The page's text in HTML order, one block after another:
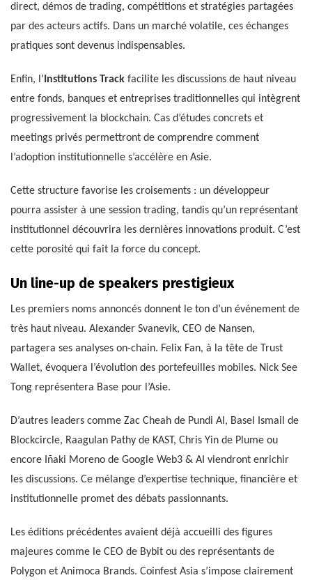
direct, démos de trading, compétitions et stratégies partagées
par des acteurs actifs. Dans un marché volatile, ces échanges
pratiques sont devenus indispensables.
Enfin, l’ Institutions Track facilite les discussions de haut niveau
entre fonds, banques et entreprises traditionnelles qui intègrent
progressivement la blockchain. Cas d’études concrets et
meetings privés permettront de comprendre comment
l’adoption institutionnelle s’accélère en Asie.
Cette structure favorise les croisements : un développeur
pourra assister à une session trading, tandis qu’un représentant
institutionnel découvrira les dernières innovations produit. C’est
cette porosité qui fait la force du concept.
Un line-up de speakers prestigieux
Les premiers noms annoncés donnent le ton d’un événement de
très haut niveau. Alexander Svanevik, CEO de Nansen,
partagera ses analyses on-chain. Felix Fan, à la tête de Trust
Wallet, évoquera l’évolution des portefeuilles mobiles. Nick See
Tong représentera Base pour l’Asie.
D’autres leaders comme Zac Cheah de Pundi AI, Basel Ismail de
Blockcircle, Raagulan Pathy de KAST, Chris Yin de Plume ou
encore Iñaki Moreno de Google Web3 & AI viendront enrichir
les discussions. Ce mélange d’expertise technique, financière et
institutionnelle promet des débats passionnants.
Les éditions précédentes avaient déjà accueilli des figures
majeures comme le CEO de Bybit ou des représentants de
Polygon et Animoca Brands. Coinfest Asia s’impose clairement